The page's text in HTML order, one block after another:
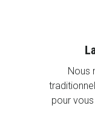
Nous
pour